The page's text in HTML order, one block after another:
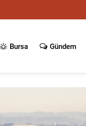
Bursa Gündem